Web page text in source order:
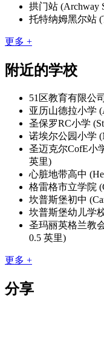
拱门站 (Archway
托特纳姆黑尔站
更多 +
附近的学校
51区教育有限公
亚历山德拉小学
圣保罗RC小学
诺埃尔公园小学
圣迈克尔CofE小
英里)
心脏地带高中
格雷格市立学院
坎普斯堡初中
坎普斯堡幼儿学
圣玛丽英格兰教
0.5 英里)
更多 +
分享